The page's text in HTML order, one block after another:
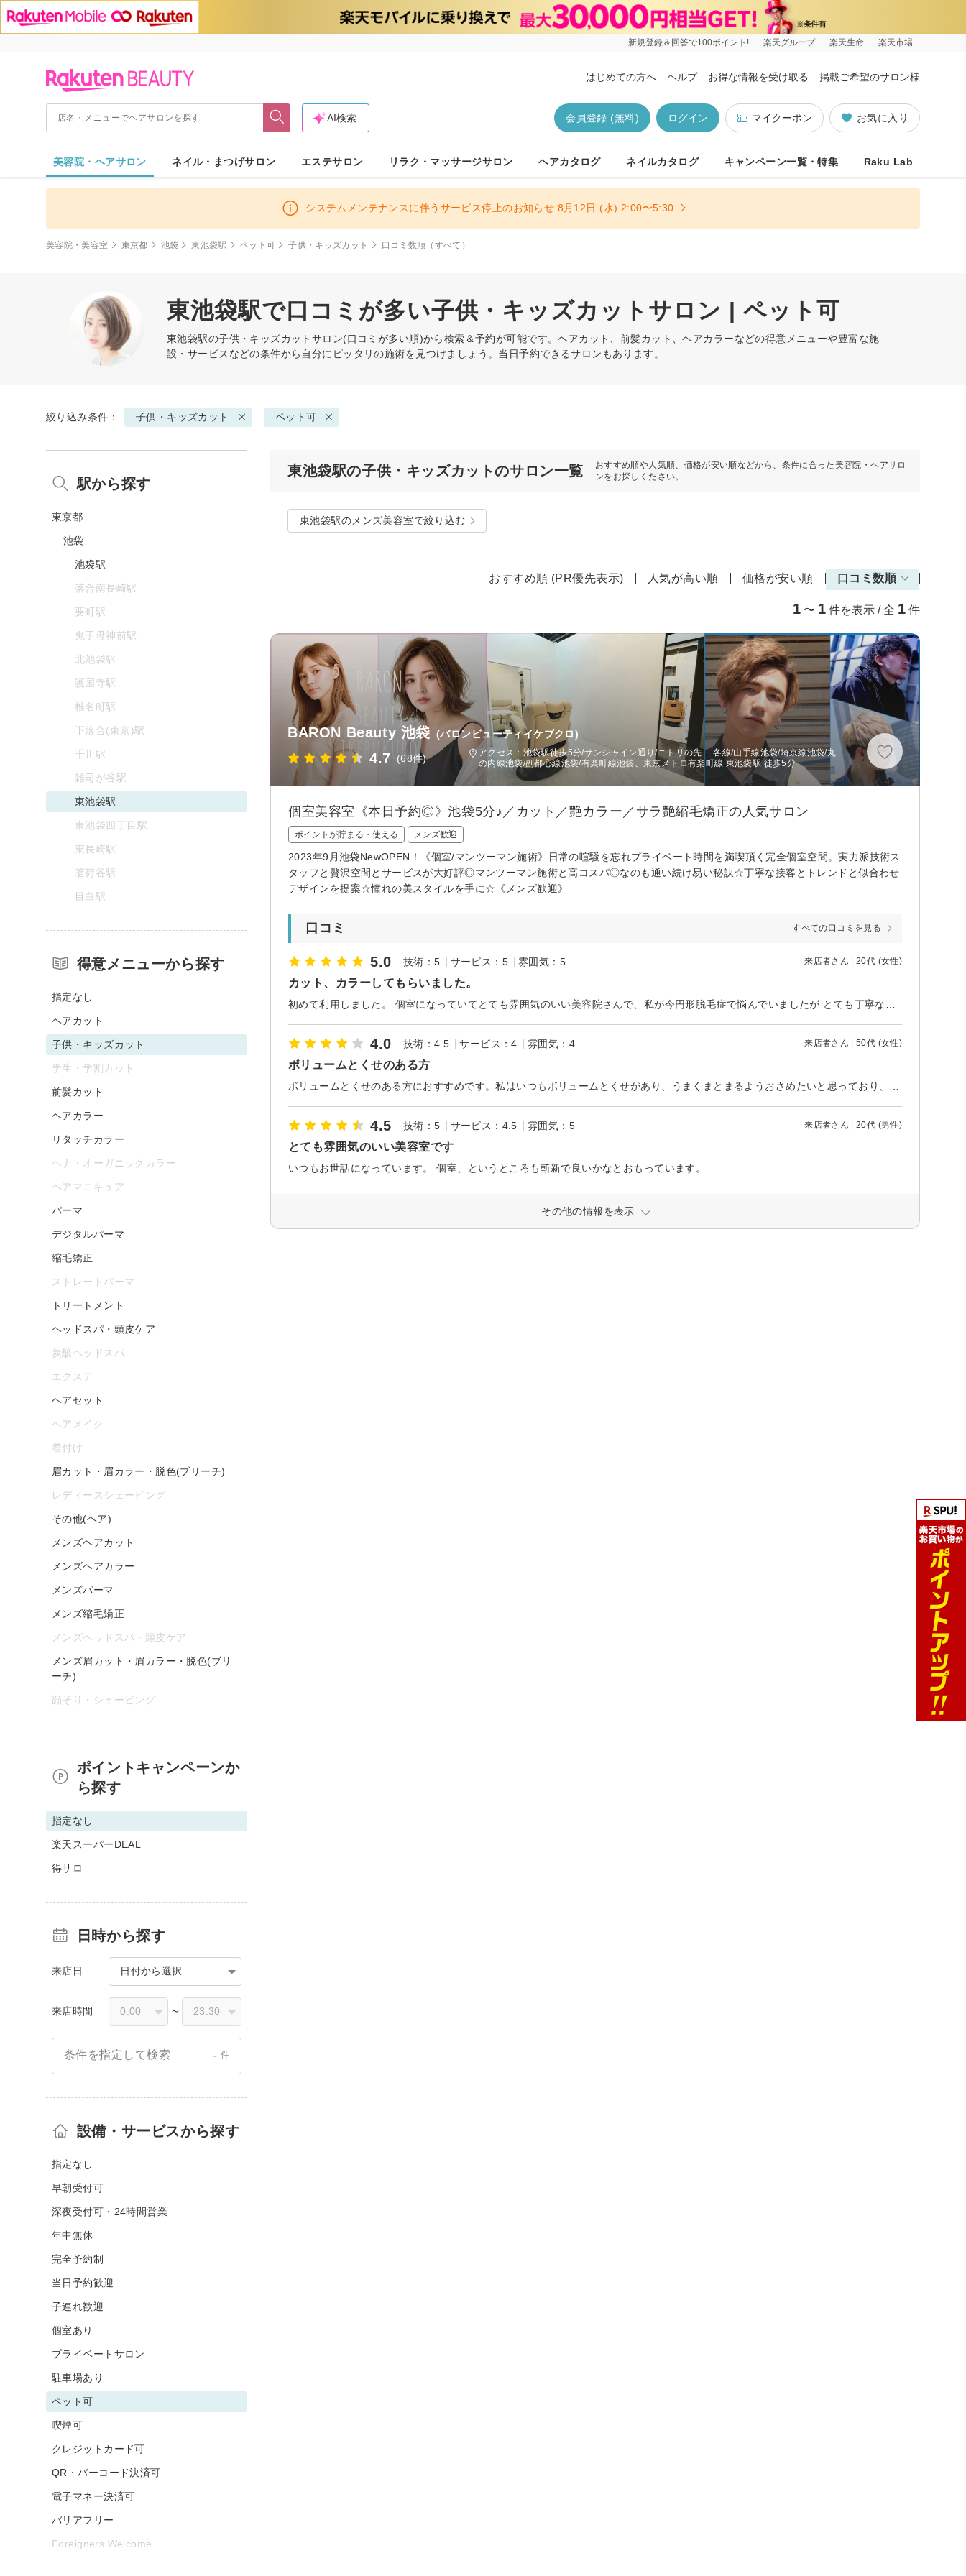
新規登録＆回答で100ポイント! 楽天グループ 楽天生命 楽天市場
はじめての方へ ヘルプ お得な情報を受け取る 掲載ご希望のサロン様
お気に入り
マイクーポン
ログイン
会員登録 (無料)
AI検索
美容院・ヘアサロン ネイル・まつげサロン エステサロン リラク・マッサージサロン ヘアカタログ ネイルカタログ キャンペーン一覧・特集 Raku Lab
システムメンテナンスに伴うサービス停止のお知らせ 8月12日 (水) 2:00〜5:30
美容院・美容室 東京都 池袋 東池袋駅 ペット可 子供・キッズカット 口コミ数順（すべて）
東池袋駅で口コミが多い子供・キッズカットサロン | ペット可
東池袋駅の子供・キッズカット サロン(口コミが多い順)から検索＆予約が可能です。ヘアカット、前髪カット、ヘアカラーなどの得意メニューや豊富な施
設・サービスなどの条件から自分にピッタリの施術を見つけましょう。当日予約できるサロンもあります。
絞り込み条件： 子供・キッズカット ペット可
東池袋駅の子供・キッズカットのサロン一覧
おすすめ順や人気順、価格が安い順などから、条件に合った美容院・ヘアサロ
ンをお探しください。
東池袋駅のメンズ美容室で絞り込む
おすすめ順 (PR優先表示) 人気が高い順 価格が安い順 口コミ数順
1 〜 1 件を表示 / 全 1 件
BARON Beauty 池袋 (バロンビューティイケブクロ)
4.7 (68件)
アクセス：池袋駅徒歩5分/サンシャイン通り/ニトリの先 各線/山手線池袋/埼京線池袋/丸
の内線池袋/副都心線池袋/有楽町線池袋、東京メトロ有楽町線 東池袋駅 徒歩5分
個室美容室《本日予約◎》池袋5分♪／カット／艶カラー／サラ艶縮毛矯正の人気サロン
ポイントが貯まる・使える メンズ歓迎
2023年9月池袋NewOPEN！《個室/マンツーマン施術》日常の喧騒を忘れプライベート時間を満喫頂く完全個室空間。実力派技術ス
タッフと贅沢空間とサービスが大好評◎マンツーマン施術と高コスパ◎なのも通い続け易い秘訣☆丁寧な接客とトレンドと似合わせ
デザインを提案☆憧れの美スタイルを手に☆《メンズ歓迎》
口コミ すべての口コミを見る
5.0 技術：5 サービス：5 雰囲気：5 来店者さん | 20代 (女性)
カット、カラーしてもらいました。
4.0 技術：4.5 サービス：4 雰囲気：4 来店者さん | 50代 (女性)
ボリュームとくせのある方
4.5 技術：5 サービス：4.5 雰囲気：5 来店者さん | 20代 (男性)
とても雰囲気のいい美容室です
いつもお世話になっています。 個室、というところも斬新で良いかなとおもっています。
その他の情報を表示
駅から探す
東京都
池袋
池袋駅
落合南長崎駅
要町駅
鬼子母神前駅
北池袋駅
護国寺駅
椎名町駅
下落合(東京)駅
千川駅
雑司が谷駅
東池袋駅
東池袋四丁目駅
東長崎駅
茗荷谷駅
目白駅
得意メニューから探す
指定なし
ヘアカット
子供・キッズカット
学生・学割カット
前髪カット
ヘアカラー
リタッチカラー
ヘナ・オーガニックカラー
ヘアマニキュア
パーマ
デジタルパーマ
縮毛矯正
ストレートパーマ
トリートメント
ヘッドスパ・頭皮ケア
炭酸ヘッドスパ
エクステ
ヘアセット
ヘアメイク
着付け
眉カット・眉カラー・脱色(ブリーチ)
レディースシェービング
その他(ヘア)
メンズヘアカット
メンズヘアカラー
メンズパーマ
メンズ縮毛矯正
メンズヘッドスパ・頭皮ケア
メンズ眉カット・眉カラー・脱色(ブリ
ーチ)
顔そり・シェービング
ポイントキャンペーンか
ら探す
指定なし
楽天スーパーDEAL
得サロ
日時から探す
来店日 日付から選択
来店時間 〜
条件を指定して検索 - 件
設備・サービスから探す
指定なし
早朝受付可
深夜受付可・24時間営業
年中無休
完全予約制
当日予約歓迎
子連れ歓迎
個室あり
プライベートサロン
駐車場あり
ペット可
喫煙可
クレジットカード可
QR・バーコード決済可
電子マネー決済可
バリアフリー
Foreigners Welcome